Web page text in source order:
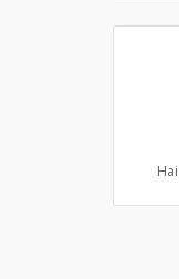
Hai